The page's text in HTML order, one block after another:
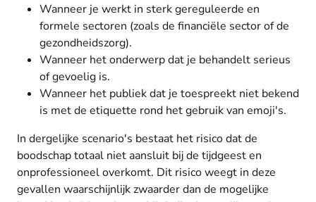
Wanneer je werkt in sterk gereguleerde en
formele sectoren (zoals de financiële sector of de
gezondheidszorg).
Wanneer het onderwerp dat je behandelt serieus
of gevoelig is.
Wanneer het publiek dat je toespreekt niet bekend
is met de etiquette rond het gebruik van emoji's.
In dergelijke scenario's bestaat het risico dat de
boodschap totaal niet aansluit bij de tijdgeest en
onprofessioneel overkomt. Dit risico weegt in deze
gevallen waarschijnlijk zwaarder dan de mogelijke